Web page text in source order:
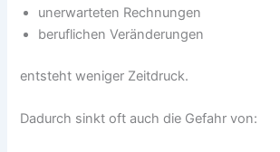
unerwarteten Rechnungen
beruflichen Veränderungen
entsteht weniger Zeitdruck.
Dadurch sinkt oft auch die Gefahr von: